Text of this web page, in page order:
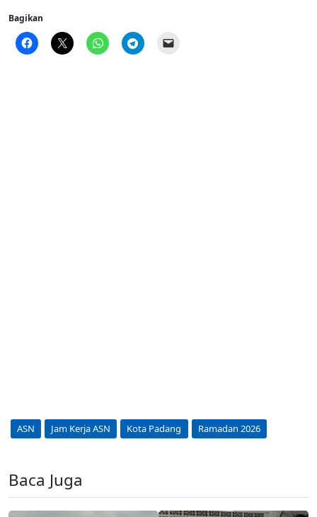
Bagikan
ASN Jam Kerja ASN Kota Padang Ramadan 2026
Baca Juga